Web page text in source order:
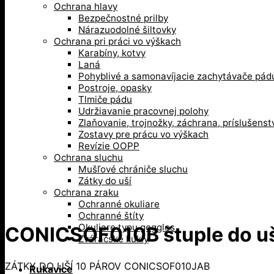
Ochrana hlavy
Bezpečnostné prilby
Nárazuodolné šiltovky
Ochrana pri práci vo výškach
Karabíny, kotvy
Laná
Pohyblivé a samonavíjacie zachytávače
Postroje, opasky
Tlmiče pádu
Udržiavanie pracovnej polohy
Zlaňovanie, trojnožky, záchrana,
Zostavy pre prácu vo výškach
Revízie OOPP
Ochrana sluchu
Mušľové chrániče sluchu
Zátky do uší
Ochrana zraku
Ochranné okuliare
Ochranné štíty
Okuliare typu goggles
Zváračské kukly
Rukavice
CONICSOF010B štuple do
ZÁTKY DO UŠÍ 10 PÁROV CONICSOF010JAB